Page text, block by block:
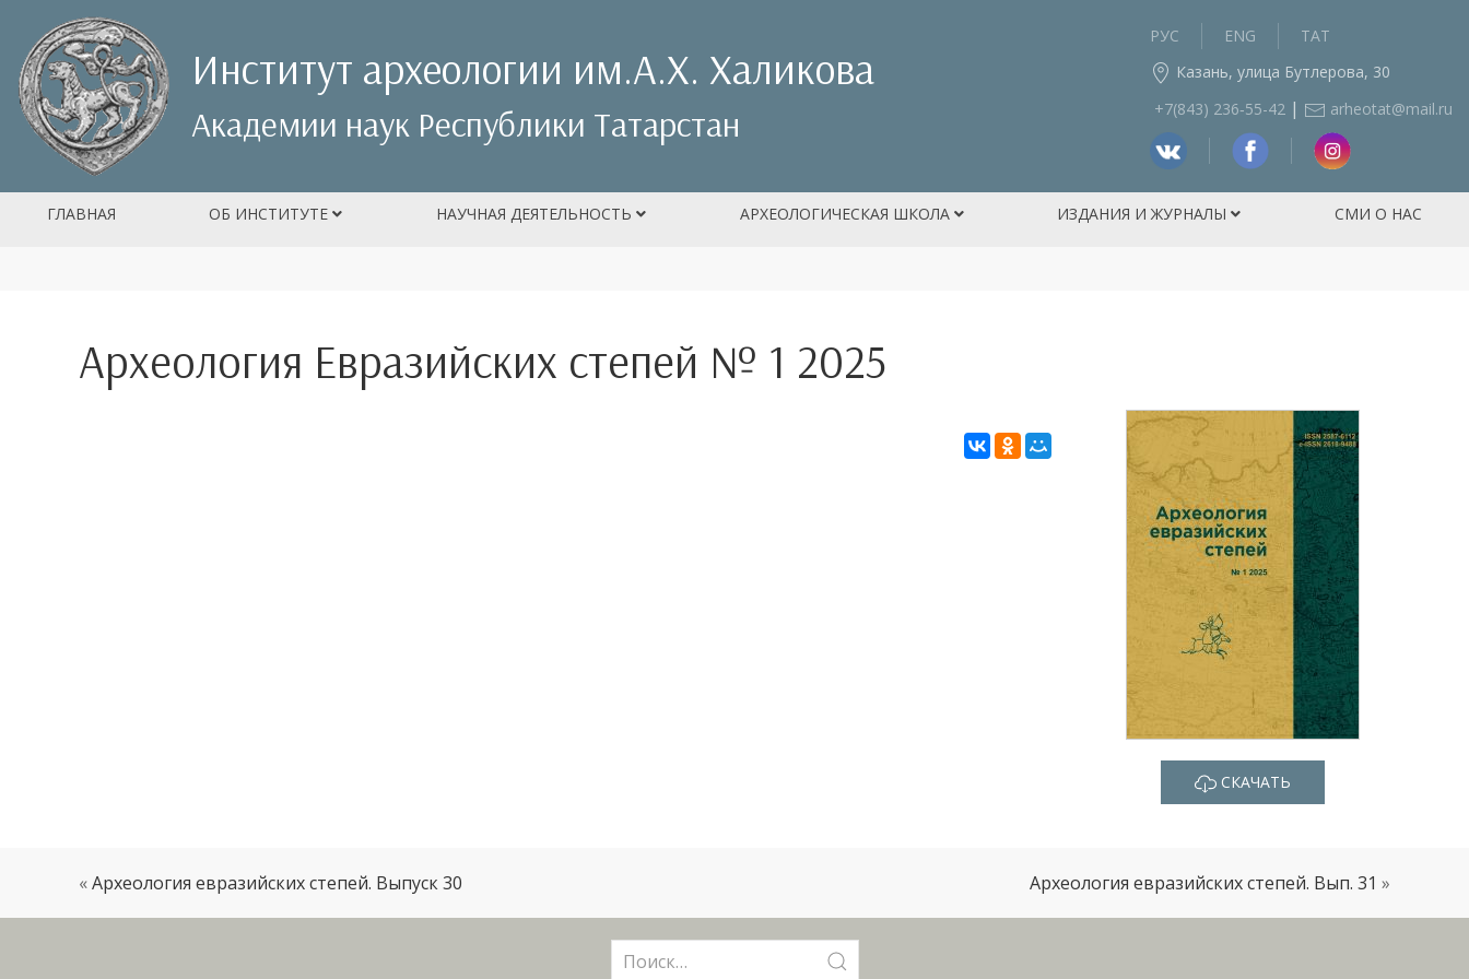
Институт археологии им.А.Х. Халикова
Академии наук Республики Татарстан
РУС ENG
ТАТ
Казань, улица Бутлерова, 30
+7(843) 236‑55-42 | arheotat@mail.ru
ГЛАВНАЯ ОБ ИНСТИТУТЕ НАУЧНАЯ ДЕЯТЕЛЬНОСТЬ АРХЕОЛОГИЧЕСКАЯ ШКОЛА ИЗДАНИЯ И ЖУРНАЛЫ СМИ О НАС
Археология Евразийских степей № 1 2025
СКАЧАТЬ
«Археология евразийских степей. Выпуск 30 Археология евразийских степей. Вып. 31 »